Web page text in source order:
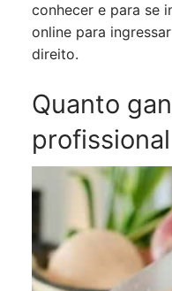
conhecer e para se
online para
direito.
Quanto